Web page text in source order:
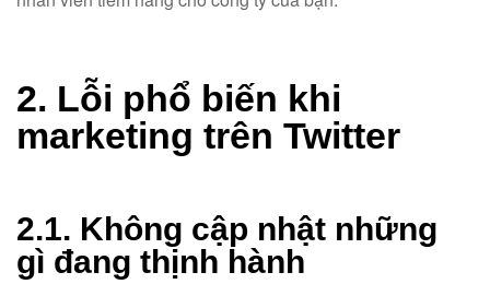
2. Lỗi phổ biến khi
marketing trên Twitter
2.1. Không cập nhật những
gì đang thịnh hành